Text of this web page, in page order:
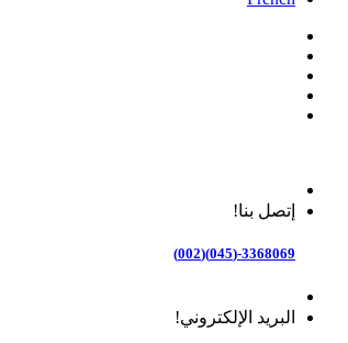
إتصل بنا!
3368069-(045)(002)
البريد الإلكتروني!